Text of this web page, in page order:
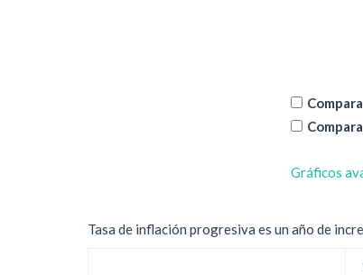
Gráficos
Tasa de inflación progresiva es un año de